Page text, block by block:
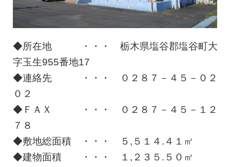
◆所在地 ・・・ 栃木県塩谷郡塩谷町大
字玉生955番地17
◆連絡先 ・・・ ０２８７－４５－０２
０２
◆ＦＡＸ ・・・ ０２８７－４５－１２
７８
◆敷地総面積 ・・・ ５,５１４.４１㎡
◆建物面積 ・・・ １,２３５.５０㎡